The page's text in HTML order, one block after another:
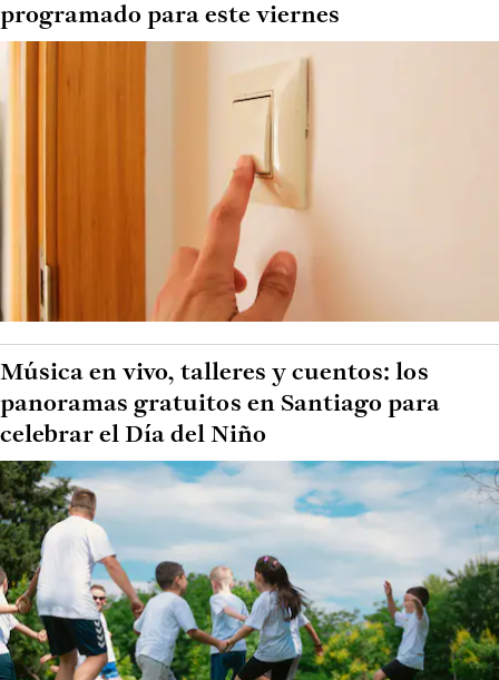
programado para este viernes
Música en vivo, talleres y cuentos: los
panoramas gratuitos en Santiago para
celebrar el Día del Niño